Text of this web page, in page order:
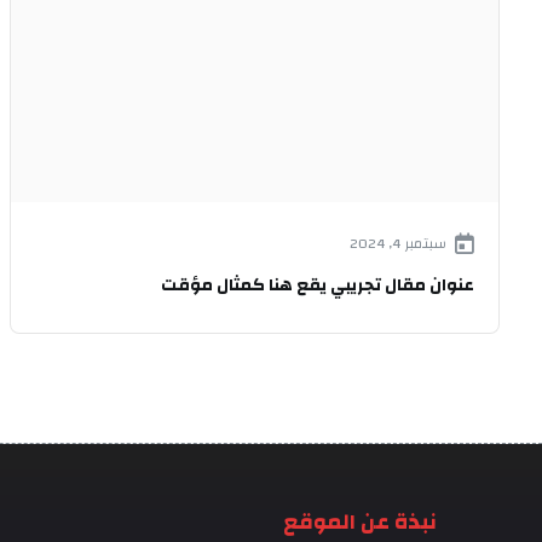
سبتمبر 4, 2024
عنوان مقال تجريبي يقع هنا كمثال مؤقت
نبذة عن الموقع